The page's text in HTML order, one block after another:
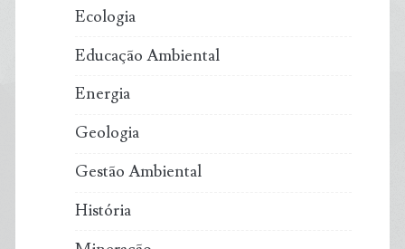
Ecologia
Educação Ambiental
Energia
Geologia
Gestão Ambiental
História